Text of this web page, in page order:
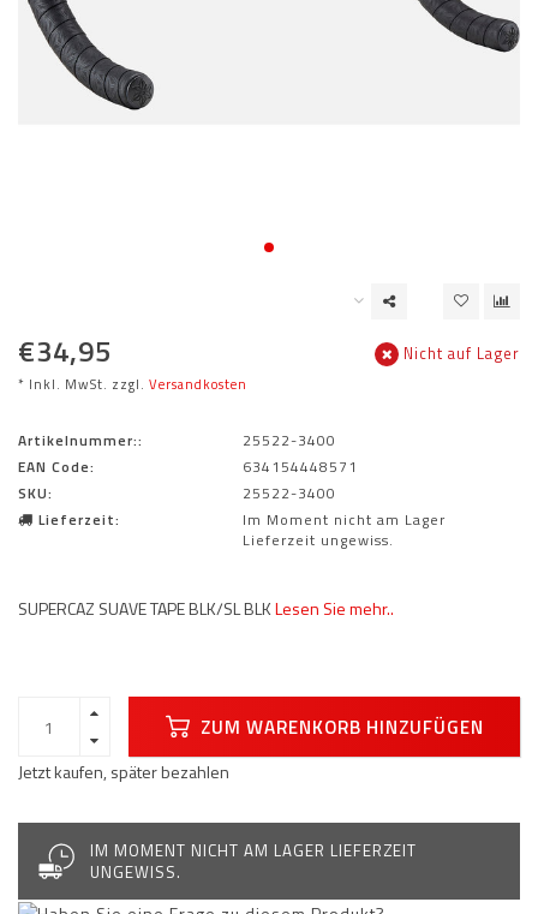
€34,95
* Inkl. MwSt. zzgl. Versandkosten
Nicht auf Lager
Artikelnummer::
25522-3400
EAN Code:
634154448571
SKU:
25522-3400
Lieferzeit:
Im Moment nicht am Lager
Lieferzeit ungewiss.
SUPERCAZ SUAVE TAPE BLK/SL BLKLesen Sie mehr..
ZUM WARENKORB HINZUFÜGEN
Jetzt kaufen, später bezahlen
IM MOMENT NICHT AM LAGER LIEFERZEIT
UNGEWISS.